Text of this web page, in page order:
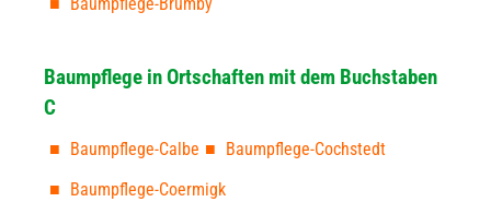
Baumpflege in Ortschaften mit dem Buchstaben
C
Baumpflege-Calbe
Baumpflege-Cochstedt
Baumpflege-Coermigk